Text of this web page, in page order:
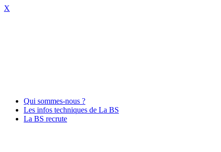
X
Qui sommes-nous ?
Les infos techniques de La BS
La BS recrute